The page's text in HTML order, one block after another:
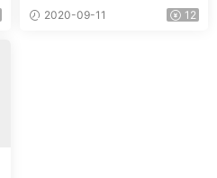
2020-09-11 12